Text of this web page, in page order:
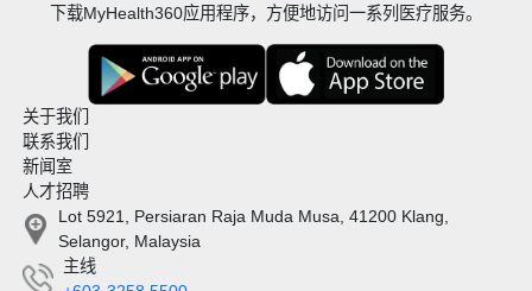
下载MyHealth360应用程序，方便地访问一系列医疗服务。
关于我们
联系我们
新闻室
人才招聘
Lot 5921, Persiaran Raja Muda Musa, 41200 Klang,
Selangor, Malaysia
主线